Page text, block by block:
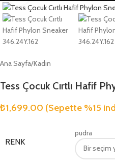
Ana Sayfa/Kadın
Tess Çocuk Cırtlı Hafif
₺1,699.00 (Sepette %15
RENK
pudra